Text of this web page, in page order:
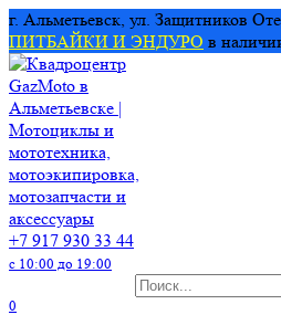
Перейти
к
содержанию
г. Альметьевск, ул. Защитников
ПИТБАЙКИ И ЭНДУРО в
+7 917 930 33 44
с 10:00 до 19:00
Search
0